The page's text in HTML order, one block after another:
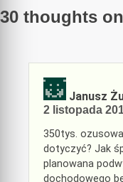
30 thoughts
Janusz
2 listopada
350tys.
dotyczyć? Jak
planowana
dochodowego